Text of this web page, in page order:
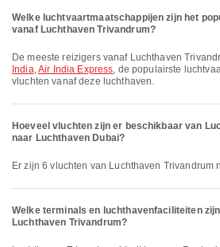
Welke luchtvaartmaatschappijen zijn het
vanaf Luchthaven Trivandrum?
De meeste reizigers vanaf Luchthaven
India,Air India Express, de populairste
vluchten vanaf deze luchthaven.
Hoeveel vluchten zijn er beschikbaar van
naar Luchthaven Dubai?
Er zijn 6 vluchten van Luchthaven
Welke terminals en luchthavenfaciliteiten
Luchthaven Trivandrum?